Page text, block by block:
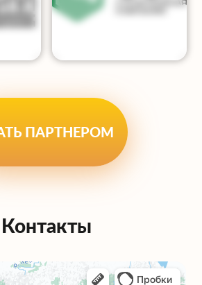
ПАРТНЕРОМ
Контакты